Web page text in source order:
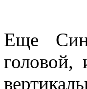
Еще
головой,